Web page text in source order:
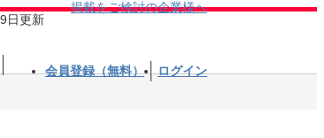
日更新
掲載をご検討の企業様へ
会員登録（無料） ログイン